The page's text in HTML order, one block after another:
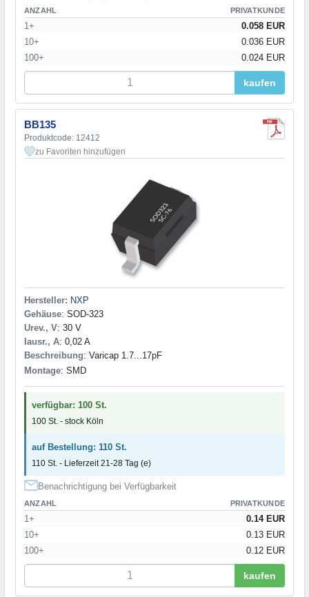
ANZAHL PRIVATKUNDE
1+
0.058 EUR
10+
0.036 EUR
100+
0.024 EUR
kaufen
BB135
Produktcode: 12412
zu Favoriten hinzufügen
Hersteller: NXP
Gehäuse: SOD-323
Urev., V: 30 V
Iausr., A: 0,02 A
Beschreibung: Varicap 1.7...17pF
Montage: SMD
verfügbar: 100 St.
100 St. - stock Köln
auf Bestellung: 110 St.
110 St. - Lieferzeit 21-28 Tag (e)
Benachrichtigung bei Verfügbarkeit
ANZAHL PRIVATKUNDE
1+
0.14 EUR
10+
0.13 EUR
100+
0.12 EUR
kaufen